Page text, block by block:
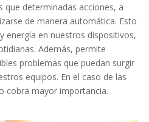
determinadas acciones, a
de manera automática. Esto
energía en nuestros dispositivos,
Además, permite
problemas que puedan surgir
equipos. En el caso de las
cobra mayor importancia.